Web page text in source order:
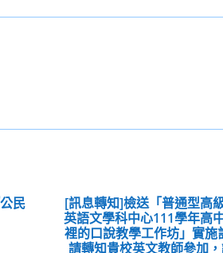
民
[訊息轉知]檢送「普通型高
英語文學科中心111學年高
裡的口說教學工作坊」實施
請轉知貴校英文教師參加，